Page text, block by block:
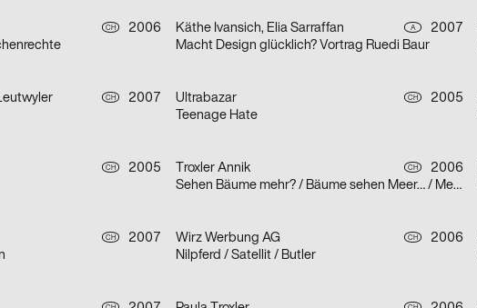
CH
2006
Käthe Ivansich, Elia Sarraffan A
2007
Macht Design glücklich? Vortrag Ruedi Baur
CH
2007
Ultrabazar CH
2005
Teenage Hate
CH
2005
Troxler Annik CH
2006
Sehen Bäume mehr? / Bäume sehen Meer… / Meer Bäume Seen!
CH
2007
Wirz Werbung AG CH
2006
Nilpferd / Satellit / Butler